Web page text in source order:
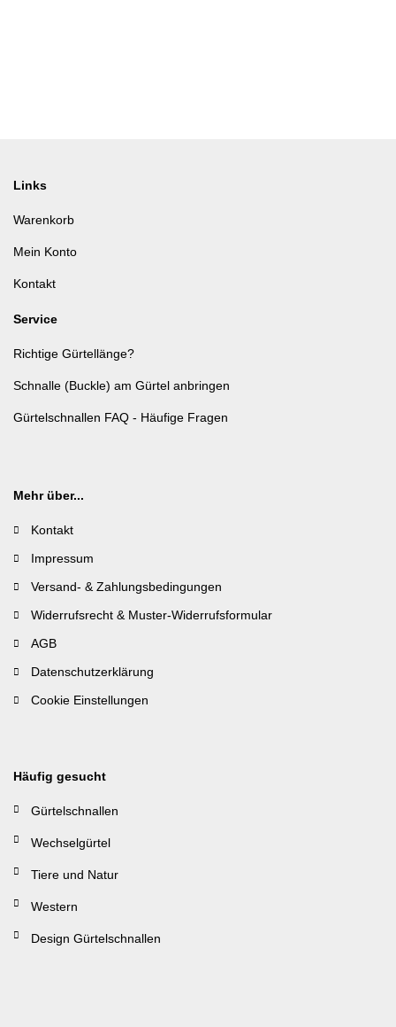
Links
Warenkorb
Mein Konto
Kontakt
Service
Richtige Gürtellänge?
Schnalle (Buckle) am Gürtel anbringen
Gürtelschnallen FAQ - Häufige Fragen
Mehr über...
Kontakt
Impressum
Versand- & Zahlungsbedingungen
Widerrufsrecht & Muster-Widerrufsformular
AGB
Datenschutzerklärung
Cookie Einstellungen
Häufig gesucht
Gürtelschnallen
Wechselgürtel
Tiere und Natur
Western
Design Gürtelschnallen